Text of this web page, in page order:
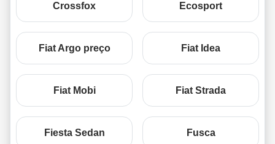
Crossfox Ecosport
Fiat Argo preço Fiat Idea
Fiat Mobi Fiat Strada
Fiesta Sedan Fusca